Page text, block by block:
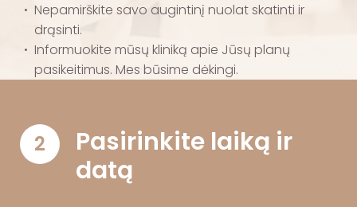
Nepamirškite savo augintinį nuolat skatinti ir
drąsinti.
Informuokite mūsų kliniką apie Jūsų planų
pasikeitimus. Mes būsime dėkingi.
2
Pasirinkite laiką ir
datą